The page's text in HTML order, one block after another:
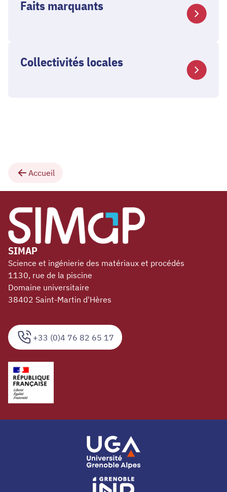
Faits marquants
Collectivités locales
Accueil
+33 (0)4 76 82 65 17
SIMAP
Science et ingénierie des matériaux et procédés
1130, rue de la piscine
Domaine universitaire
38402 Saint-Martin d'Hères